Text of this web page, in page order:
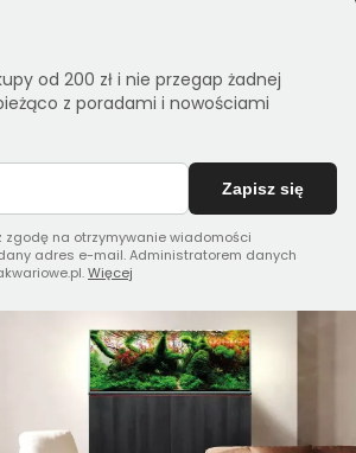
od 200 zł i nie przegap żadnej
z poradami i nowościami
Zapisz się
zgodę na otrzymywanie wiadomości
adres e-mail. Administratorem danych
Więcej